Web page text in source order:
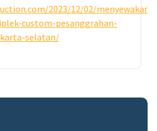
2023/12/02/menyewakan-
custom-pesanggrahan-
selatan/